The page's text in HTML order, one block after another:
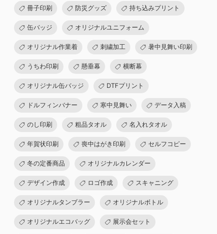
冊子印刷 防災グッズ 持ち込みプリント
缶バッジ オリジナルユニフォーム
オリジナル作業着 刺繍加工 暑中見舞い印刷
うちわ印刷 懸垂幕 横断幕
オリジナル缶バッジ DTFプリント
ドルフィンバナー 寒中見舞い データ入稿
のし印刷 粗品タオル 名入れタオル
年賀状印刷 喪中はがき印刷 セルフコピー
冬の定番商品 オリジナルカレンダー
デザイン作成 ロゴ作成 スキャニング
オリジナルタンブラー オリジナルボトル
オリジナルエコバッグ 展示会セット